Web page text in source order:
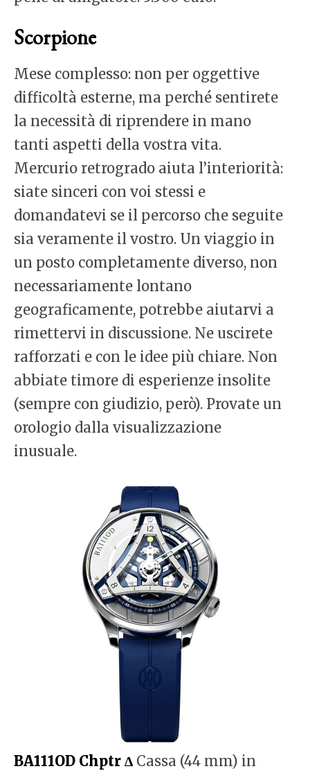
Scorpione
Mese complesso: non per oggettive
difficoltà esterne, ma perché sentirete
la necessità di riprendere in mano
tanti aspetti della vostra vita.
Mercurio retrogrado aiuta l’interiorità:
siate sinceri con voi stessi e
domandatevi se il percorso che seguite
sia veramente il vostro. Un viaggio in
un posto completamente diverso, non
necessariamente lontano
geograficamente, potrebbe aiutarvi a
rimettervi in discussione. Ne uscirete
rafforzati e con le idee più chiare. Non
abbiate timore di esperienze insolite
(sempre con giudizio, però). Provate un
orologio dalla visualizzazione
inusuale.
BA111OD Chptr ∆ Cassa (44 mm) in